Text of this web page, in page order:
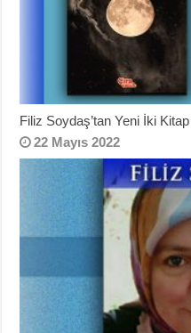
Filiz Soydaş’tan Yeni İki Kitap
22 Mayıs 2022